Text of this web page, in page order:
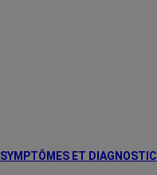
SYMPTÔMES ET DIAGNOSTIC